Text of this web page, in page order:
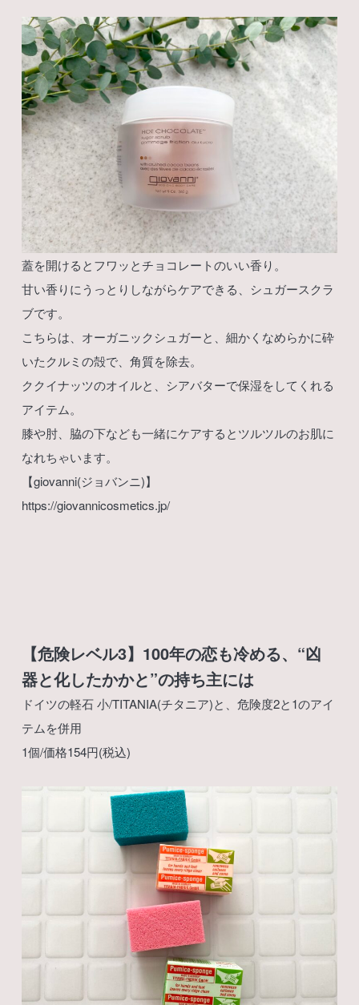
蓋を開けるとフワッとチョコレートのいい香り。
甘い香りにうっとりしながらケアできる、シュガースクラ
ブです。
こちらは、オーガニックシュガーと、細かくなめらかに砕
いたクルミの殻で、角質を除去。
ククイナッツのオイルと、シアバターで保湿をしてくれる
アイテム。
膝や肘、脇の下なども一緒にケアするとツルツルのお肌に
なれちゃいます。
【giovanni(ジョバンニ)】
https://giovannicosmetics.jp/
【危険レベル3】100年の恋も冷める、“凶
器と化したかかと”の持ち主には
ドイツの軽石 小/TITANIA(チタニア)と、危険度2と1のアイ
テムを併用
1個/価格154円(税込)